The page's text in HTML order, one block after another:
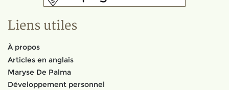
Liens utiles
À propos
Articles en anglais
Maryse De Palma
Développement personnel